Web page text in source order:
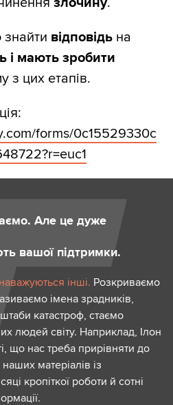
знайти відповідь на
і мають зробити
з цих етапів.
forms/0c15529330c
Але це дуже
вашої підтримки.
інші. Розкриваємо
імена зрадників,
катастроф, стаємо
людей світу. Наприклад, Ілон
що нас треба прирівняти до
матеріалів із
кропіткої роботи й сотні